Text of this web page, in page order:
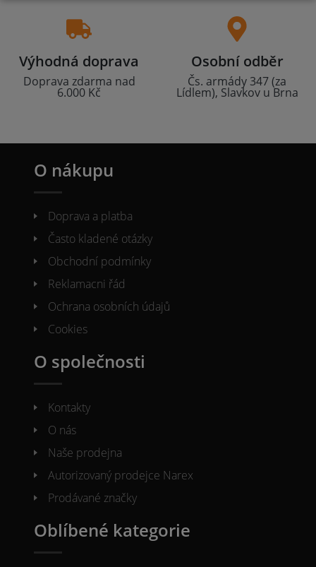
Výhodná doprava
Doprava zdarma nad
6.000 Kč
Osobní odběr
Čs. armády 347 (za
Lídlem), Slavkov u Brna
O nákupu
Doprava a platba
Často kladené otázky
Obchodní podmínky
Reklamacni řád
Ochrana osobních údajů
Cookies
O společnosti
Kontakty
O nás
Naše prodejna
Autorizovaný prodejce Narex
Prodávané značky
Oblíbené kategorie